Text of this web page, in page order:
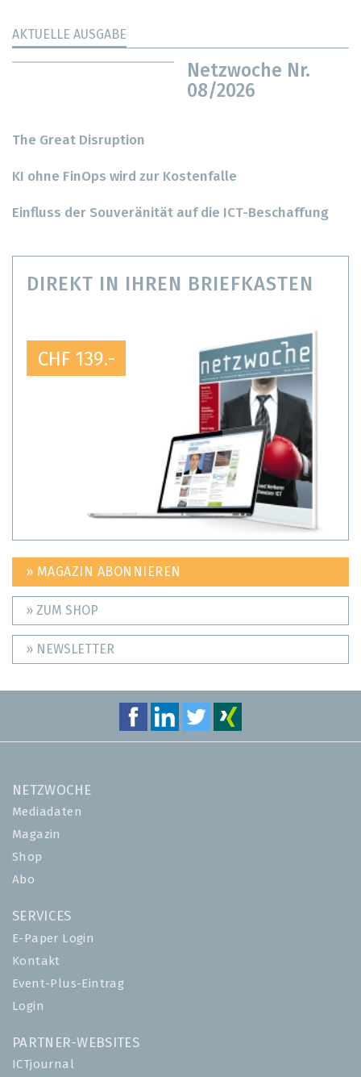
AKTUELLE AUSGABE
Netzwoche Nr.
08/2026
The Great Disruption
KI ohne FinOps wird zur Kostenfalle
Einfluss der Souveränität auf die ICT-Beschaffung
DIREKT IN IHREN BRIEFKASTEN
CHF 139.-
» MAGAZIN ABONNIEREN
» ZUM SHOP
» NEWSLETTER
NETZWOCHE
Mediadaten
Magazin
Shop
Abo
SERVICES
E-Paper Login
Kontakt
Event-Plus-Eintrag
Login
PARTNER-WEBSITES
ICTjournal